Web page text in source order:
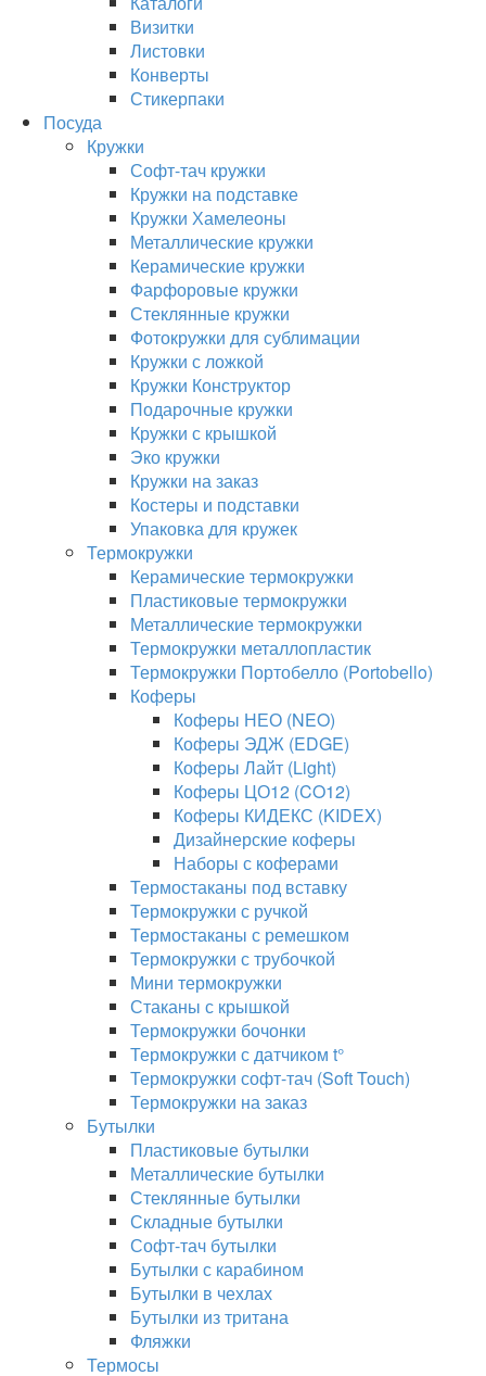
Визитки
Листовки
Конверты
Стикерпаки
Посуда
Кружки
Софт-тач кружки
Кружки на подставке
Кружки Хамелеоны
Металлические кружки
Керамические кружки
Фарфоровые кружки
Стеклянные кружки
Фотокружки для сублимации
Кружки с ложкой
Кружки Конструктор
Подарочные кружки
Кружки с крышкой
Эко кружки
Кружки на заказ
Костеры и подставки
Упаковка для кружек
Термокружки
Керамические термокружки
Пластиковые термокружки
Металлические термокружки
Термокружки металлопластик
Термокружки Портобелло (Portobello)
Коферы
Коферы НЕО (NEO)
Коферы ЭДЖ (EDGE)
Коферы Лайт (Light)
Коферы ЦО12 (CO12)
Коферы КИДЕКС (KIDEX)
Дизайнерские коферы
Наборы с коферами
Термостаканы под вставку
Термокружки с ручкой
Термостаканы с ремешком
Термокружки с трубочкой
Мини термокружки
Стаканы с крышкой
Термокружки бочонки
Термокружки с датчиком t°
Термокружки софт-тач (Soft Touch)
Термокружки на заказ
Бутылки
Пластиковые бутылки
Металлические бутылки
Стеклянные бутылки
Складные бутылки
Софт-тач бутылки
Бутылки с карабином
Бутылки в чехлах
Бутылки из тритана
Фляжки
Термосы